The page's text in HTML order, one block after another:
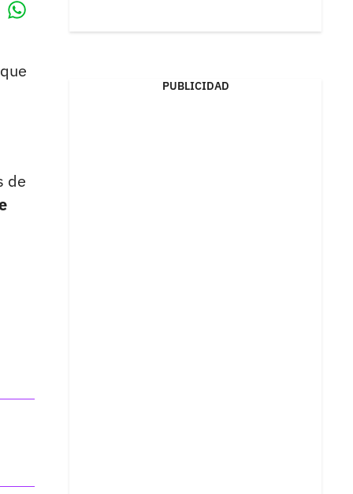
de
PUBLICIDAD